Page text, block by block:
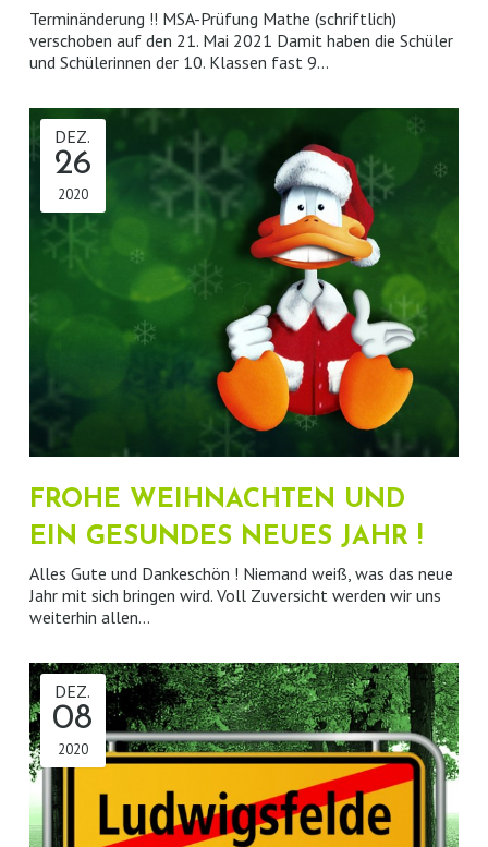
Terminänderung !! MSA-Prüfung Mathe (schriftlich)
verschoben auf den 21. Mai 2021 Damit haben die Schüler
und Schülerinnen der 10. Klassen fast 9…
FROHE WEIHNACHTEN UND
EIN GESUNDES NEUES JAHR !
DEZ.
26
2020
Alles Gute und Dankeschön ! Niemand weiß, was das neue
Jahr mit sich bringen wird. Voll Zuversicht werden wir uns
weiterhin allen…
DEZ.
08
2020